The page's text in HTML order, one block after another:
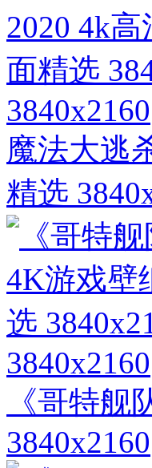
3840x2160
魔法大逃
精选
3840x2160
《哥特
3840x2160